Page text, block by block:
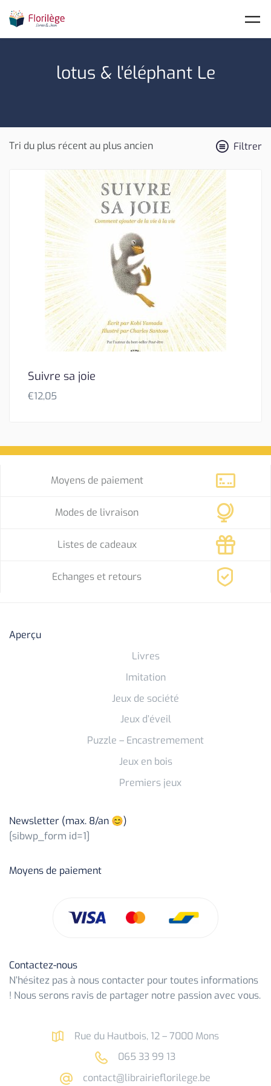
lotus & l'éléphant Le
Filtrer
Suivre sa joie
€12,05
Moyens de paiement
Modes de livraison
Listes de cadeaux
Echanges et retours
Aperçu
Livres
Imitation
Jeux de société
Jeux d’éveil
Puzzle – Encastremement
Jeux en bois
Premiers jeux
Newsletter (max. 8/an 😊)
[sibwp_form id=1]
Moyens de paiement
Contactez-nous
N’hésitez pas à nous contacter pour toutes informations
! Nous serons ravis de partager notre passion avec vous.
Rue du Hautbois, 12 – 7000 Mons
065 33 99 13
contact@librairieflorilege.be